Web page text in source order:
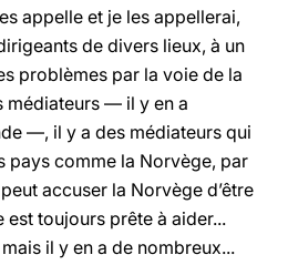
appelle et je les appellerai,
de divers lieux, à un
problèmes par la voie de la
médiateurs — il y en a
—, il y a des médiateurs qui
pays comme la Norvège, par
accuser la Norvège d’être
toujours prête à aider...
il y en a de nombreux...